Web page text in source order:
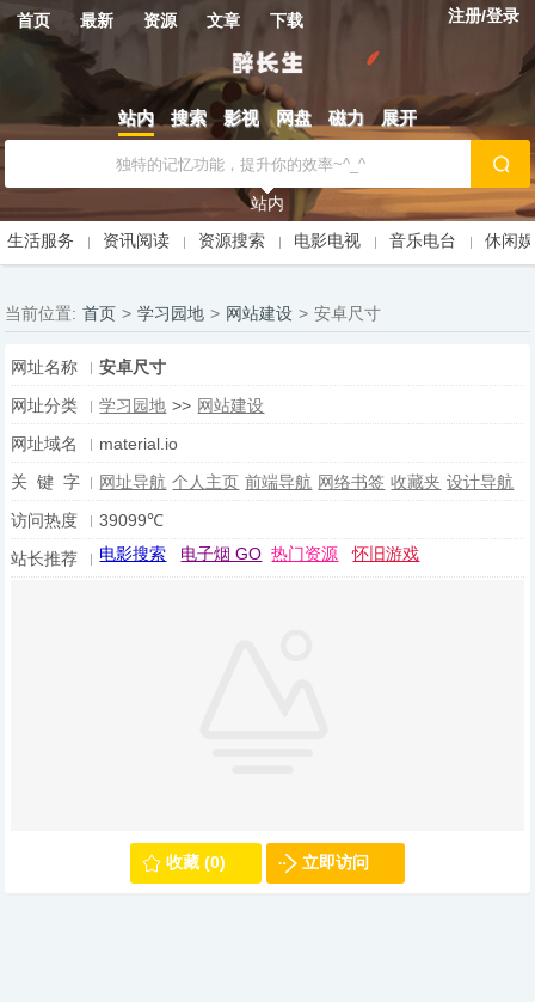
首页 最新 资源 文章 下载 注册/登录
站内 搜索 影视 网盘 磁力 展开
站内
生活服务
资讯阅读 资源搜索 电影电视 音乐电台 休闲
当前位置: 首页 > 学习园地 > 网站建设 > 安卓尺寸
网址名称
安卓尺寸
网址分类
学习园地 >> 网站建设
网址域名
material.io
关 键 字
网址导航 个人主页 前端导航 网络书签 收藏夹 设计导航
访问热度
39099℃
站长推荐
电影搜索 电子烟 GO 热门资源 怀旧游戏
收藏 (0) 立即访问